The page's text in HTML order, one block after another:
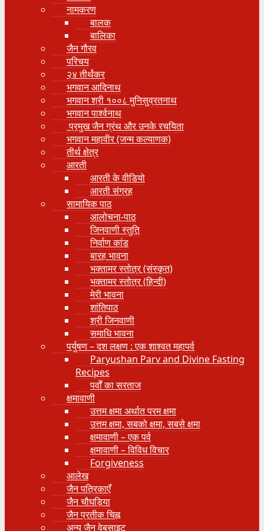
नामकरण
बालक
बालिका
जैन गौरव
परिचय
२४ तीर्थंकर
भगवान आदिनाथ
भगवान श्री १००८ मुनिसुव्रतनाथ
भगवान पार्श्वनाथ
प्रमुख जैन ग्रंथ और उनके रचयिता
भगवान महावीर (जन्म कल्याणक)
तीर्थ क्षेत्र
आरती
आरती के वीडियो
आरती संग्रह
सामायिक पाठ
आलोचना-पाठ
जिनवाणी स्तुति
निर्वाण कांड
बारह भावना
भक्तामर स्तोत्र (संस्कृत)
भक्तामर स्तोत्र (हिन्दी)
मेरी भावना
शांतिपाठ
श्री जिनवाणी
समाधि भावना
पर्युषण – दश लक्षण : एक शाश्वत महापर्व
Paryushan Parv and Divine Fasting
Recipes
पर्वों का सरताज
क्षमावाणी
उत्तम क्षमा अर्थात परम क्षमा
उत्तम क्षमा, सबको क्षमा, सबसे क्षमा
क्षमावाणी – एक पर्व
क्षमावाणी – विविध विचार
Forgiveness
आलेख
जैन पत्रिकाएँ
जैन चौघड़िया
जैन प्रतीक चिह्न
अन्य जैन वेबसाइट